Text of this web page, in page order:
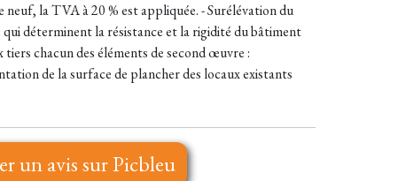
la TVA à 20 % est appliquée. - Surélévation du
déterminent la résistance et la rigidité du bâtiment
chacun des éléments de second œuvre :
de la surface de plancher des locaux existants
un avis sur Picbleu